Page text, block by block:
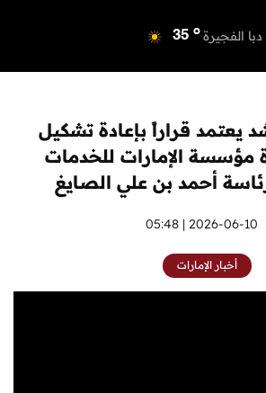
دبا الفجيرة 35 o
أم القيوين 39 o
راس الخيمة 40 o
o
يعتمد قراراً بإعادة تشكيل
مؤسسة الإمارات للخدمات
أحمد بن علي الصايغ
2026-06-10 | 05:48
أخبار الإمارات